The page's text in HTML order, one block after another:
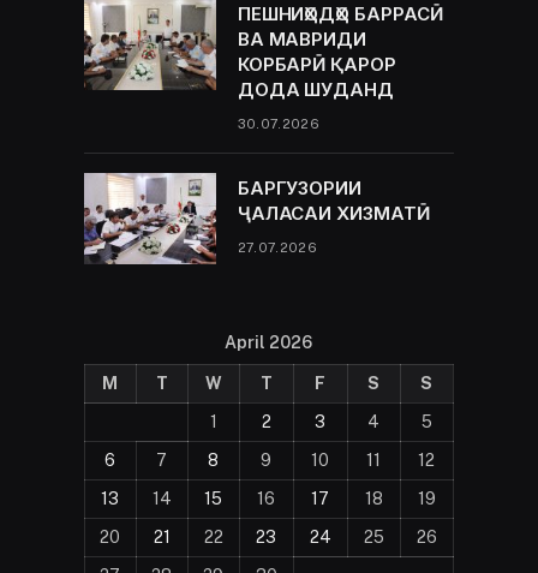
ПЕШНИҲОДҲО БАРРАСӢ
ВА МАВРИДИ
КОРБАРӢ ҚАРОР
ДОДА ШУДАНД
30.07.2026
БАРГУЗОРИИ
ҶАЛАСАИ ХИЗМАТӢ
27.07.2026
April 2026
M T W T F S
S
1
2 3 4
5
6
7 8 9 10 11
12
13
14 15 16 17 18
19
20
21 22 23 24 25
26